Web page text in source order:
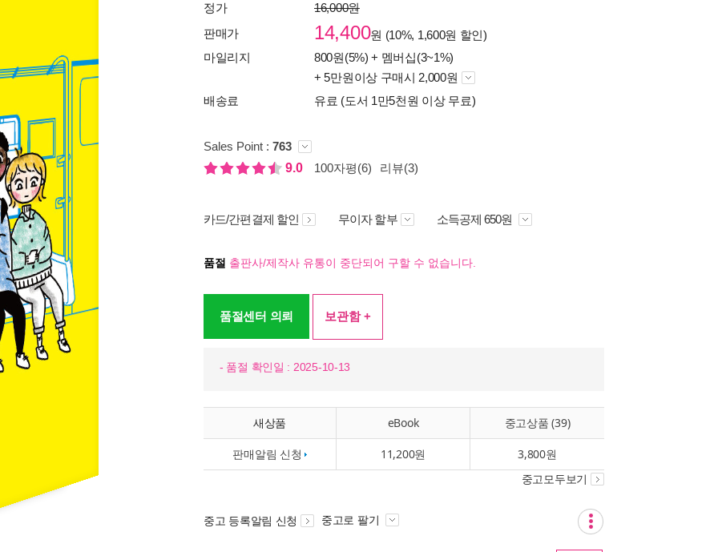
정가
16,000원
판매가
14,400원 (10%, 1,600원 할인)
마일리지
800원(5%) + 멤버십(3~1%)
+ 5만원이상 구매시 2,000원
배송료
유료 (도서 1만5천원 이상 무료)
Sales Point : 763
9.0
100자평(6) 리뷰(3)
카드/간편결제 할인 무이자 할부 소득공제 650원
품절 출판사/제작사 유통이 중단되어 구할 수 없습니다.
품절센터 의뢰 보관함 +
- 품절 확인일 : 2025-10-13
새상품 eBook 중고상품 (39)
판매알림 신청 11,200원 3,800원
중고모두보기
중고 등록알림 신청 중고로 팔기